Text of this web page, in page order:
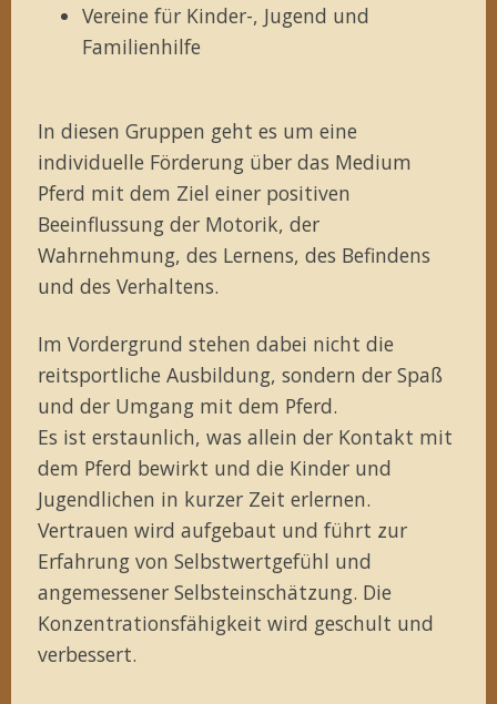
Vereine für Kinder-, Jugend und
Familienhilfe
In diesen Gruppen geht es um eine
individuelle Förderung über das Medium
Pferd mit dem Ziel einer positiven
Beeinflussung der Motorik, der
Wahrnehmung, des Lernens, des Befindens
und des Verhaltens.
Im Vordergrund stehen dabei nicht die
reitsportliche Ausbildung, sondern der Spaß
und der Umgang mit dem Pferd.
Es ist erstaunlich, was allein der Kontakt mit
dem Pferd bewirkt und die Kinder und
Jugendlichen in kurzer Zeit erlernen.
Vertrauen wird aufgebaut und führt zur
Erfahrung von Selbstwertgefühl und
angemessener Selbsteinschätzung. Die
Konzentrationsfähigkeit wird geschult und
verbessert.